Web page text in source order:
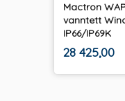
Mactron
vanntett
IP66/IP69K
Pris
28 425,00